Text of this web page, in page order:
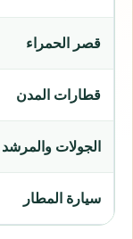
قصر الحمراء
قطارات المدن
الجولات والمرشد
سيارة المطار